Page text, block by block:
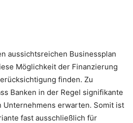
aussichtsreichen Businessplan
Möglichkeit der Finanzierung
finden. Zu
Banken in der Regel signifikante
Unternehmens erwarten. Somit ist
fast ausschließlich für